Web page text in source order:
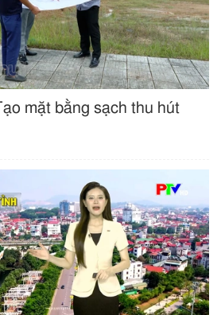
Tạo mặt bằng sạch thu hút